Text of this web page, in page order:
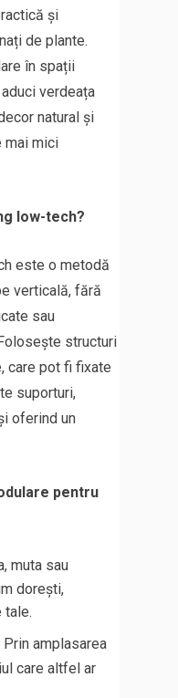
și
de plante.
în spații
verdeața
natural și
mai mici
low-tech?
este o metodă
verticală, fără
sau
structuri
care pot fi fixate
suporturi,
oferind un
pentru
muta sau
dorești,
tale.
Prin amplasarea
care altfel ar